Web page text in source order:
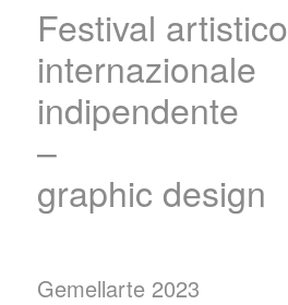
Festival artistico
internazionale
indipendente
–
graphic design
Gemellarte 2023